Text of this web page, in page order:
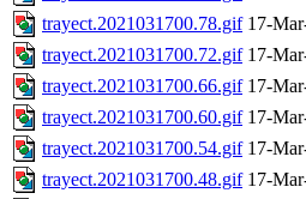
trayect.2021031700.78.gif 17-
trayect.2021031700.72.gif 17-
trayect.2021031700.66.gif 17-
trayect.2021031700.60.gif 17-
trayect.2021031700.54.gif 17-
trayect.2021031700.48.gif 17-